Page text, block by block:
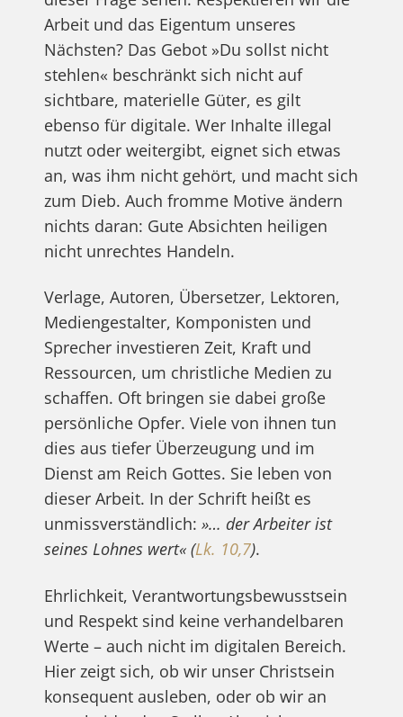
Arbeit und das Eigentum unseres
Nächsten? Das Gebot »Du sollst nicht
stehlen« beschränkt sich nicht auf
sichtbare, materielle Güter, es gilt
ebenso für digitale. Wer Inhalte illegal
nutzt oder weitergibt, eignet sich etwas
an, was ihm nicht gehört, und macht sich
zum Dieb. Auch fromme Motive ändern
nichts daran: Gute Absichten heiligen
nicht unrechtes Handeln.
Verlage, Autoren, Übersetzer, Lektoren,
Mediengestalter, Komponisten und
Sprecher investieren Zeit, Kraft und
Ressourcen, um christliche Medien zu
schaffen. Oft bringen sie dabei große
persönliche Opfer. Viele von ihnen tun
dies aus tiefer Überzeugung und im
Dienst am Reich Gottes. Sie leben von
dieser Arbeit. In der Schrift heißt es
unmissverständlich: »… der Arbeiter ist
seines Lohnes wert« (Lk. 10,7).
Ehrlichkeit, Verantwortungsbewusstsein
und Respekt sind keine verhandelbaren
Werte – auch nicht im digitalen Bereich.
Hier zeigt sich, ob wir unser Christsein
konsequent ausleben, oder ob wir an